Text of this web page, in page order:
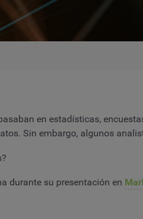
en estadísticas,
Sin embargo, algunos
durante su presentación en